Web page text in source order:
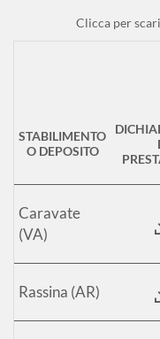
Clicca per
STABILIMENTO
O DEPOSITO
Caravate
(VA)
Rassina (AR)